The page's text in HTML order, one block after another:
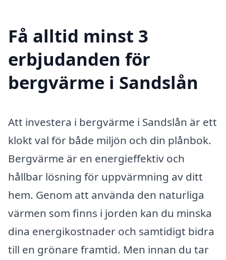
Få alltid minst 3
erbjudanden för
bergvärme i Sandslån
Att investera i bergvärme i Sandslån är ett
klokt val för både miljön och din plånbok.
Bergvärme är en energieffektiv och
hållbar lösning för uppvärmning av ditt
hem. Genom att använda den naturliga
värmen som finns i jorden kan du minska
dina energikostnader och samtidigt bidra
till en grönare framtid. Men innan du tar